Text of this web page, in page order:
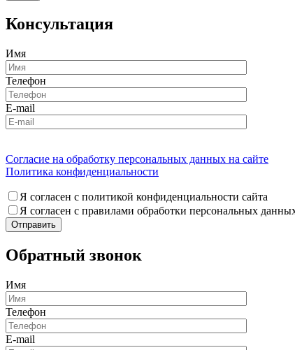
Консультация
Имя
Телефон
E-mail
Согласие на обработку персональных данных на сайте
Политика конфиденциальности
Я согласен с политикой конфиденциальности сайта
Я согласен с правилами обработки персональных
Обратный звонок
Имя
Телефон
E-mail